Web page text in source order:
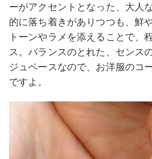
ーがアクセントとなった、大人
的に落ち着きがありつつも、鮮
トーンやラメを添えることで、
ス。バランスのとれた、センス
ジュベースなので、お洋服のコ
ですよ。